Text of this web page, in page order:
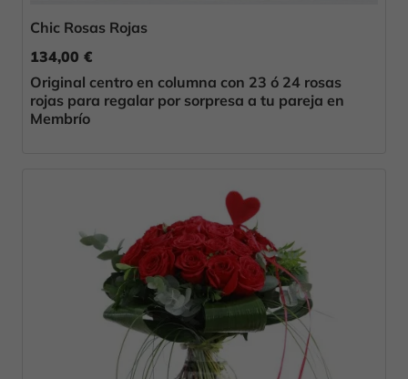
Chic Rosas Rojas
134,00 €
Original centro en columna con 23 ó 24 rosas
rojas para regalar por sorpresa a tu pareja en
Membrío